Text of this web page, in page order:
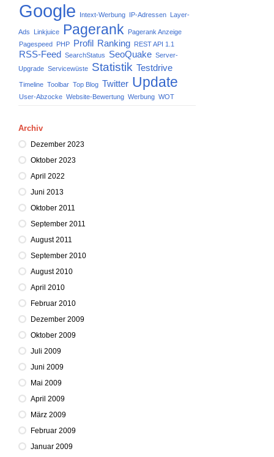
Google Intext-Werbung IP-Adressen Layer-
Ads Linkjuice Pagerank
Pagerank Anzeige
Pagespeed PHP Profil Ranking REST API 1.1
RSS-Feed SearchStatus SeoQuake Server-
Upgrade Servicewüste Statistik Testdrive
Timeline Toolbar Top Blog Twitter Update
User-Abzocke Website-Bewertung Werbung WOT
Archiv
Dezember 2023
Oktober 2023
April 2022
Juni 2013
Oktober 2011
September 2011
August 2011
September 2010
August 2010
April 2010
Februar 2010
Dezember 2009
Oktober 2009
Juli 2009
Juni 2009
Mai 2009
April 2009
März 2009
Februar 2009
Januar 2009